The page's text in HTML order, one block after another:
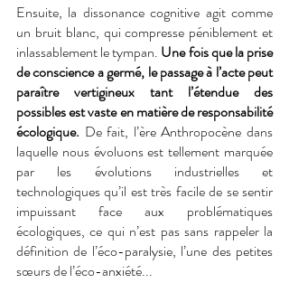
Ensuite, la dissonance cognitive agit comme
un bruit blanc, qui compresse péniblement et
inlassablement le tympan. Une fois que la prise
de conscience a germé, le passage à l’acte peut
paraître vertigineux tant l’étendue des
possibles est vaste en matière de responsabilité
écologique. De fait, l’ère Anthropocène dans
laquelle nous évoluons est tellement marquée
par les évolutions industrielles et
technologiques qu’il est très facile de se sentir
impuissant face aux problématiques
écologiques, ce qui n’est pas sans rappeler la
définition de l’éco-paralysie, l’une des petites
sœurs de l’éco-anxiété...